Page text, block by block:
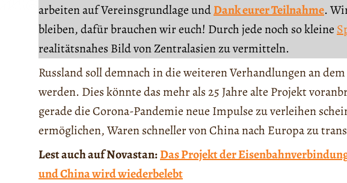
arbeiten auf Vereinsgrundlage undDank eurer Teilnahme.
bleiben, dafür brauchen wir euch! Durch jede noch so kleine
realitätsnahes Bild von Zentralasien zu vermitteln.
Russland soll demnach in die weiteren Verhandlungen an
werden. Dies könnte das mehr als 25 Jahre alte Projekt
gerade die Corona-Pandemie neue Impulse zu verleihen
ermöglichen, Waren schneller von China nach Europa zu
Lest auch auf Novastan:Das Projekt der
und China wird wiederbelebt